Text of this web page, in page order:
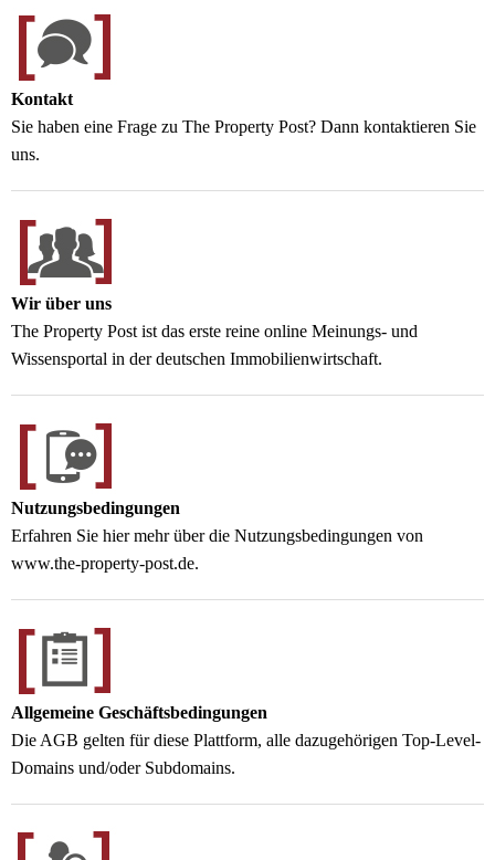
Kontakt
Sie haben eine Frage zu The Property Post? Dann kontaktieren Sie
uns.
Wir über uns
The Property Post ist das erste reine online Meinungs- und
Wissensportal in der deutschen Immobilienwirtschaft.
Nutzungsbedingungen
Erfahren Sie hier mehr über die Nutzungsbedingungen von
www.the-property-post.de.
Allgemeine Geschäftsbedingungen
Die AGB gelten für diese Plattform, alle dazugehörigen Top-Level-
Domains und/oder Subdomains.